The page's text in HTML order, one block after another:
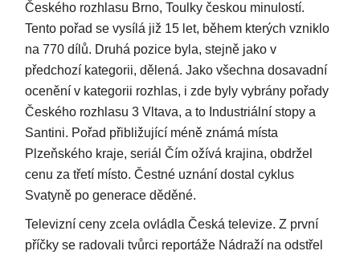
Českého rozhlasu Brno, Toulky českou minulostí.
Tento pořad se vysílá již 15 let, během kterých vzniklo
na 770 dílů. Druhá pozice byla, stejně jako v
předchozí kategorii, dělená. Jako všechna dosavadní
ocenění v kategorii rozhlas, i zde byly vybrány pořady
Českého rozhlasu 3 Vltava, a to Industriální stopy a
Santini. Pořad přibližující méně známá místa
Plzeňského kraje, seriál Čím ožívá krajina, obdržel
cenu za třetí místo. Čestné uznání dostal cyklus
Svatyně po generace děděné.
Televizní ceny zcela ovládla Česká televize. Z první
příčky se radovali tvůrci reportáže Nádraží na odstřel